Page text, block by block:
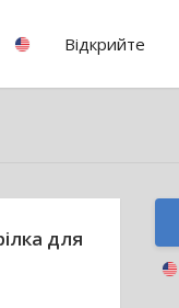
Відкрийте
для